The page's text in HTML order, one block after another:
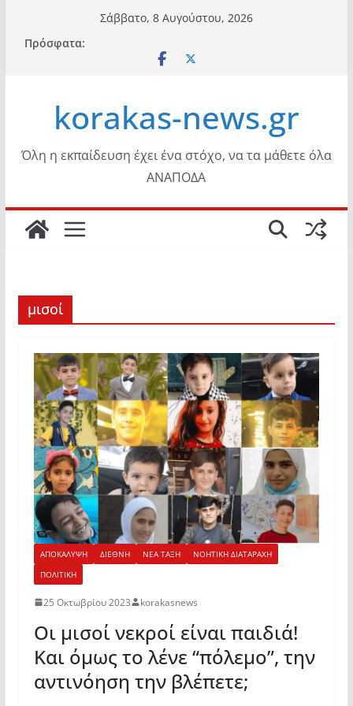
περιεχόμενο
Σάββατο, 8 Αυγούστου, 2026
Πρόσφατα:
korakas-news.gr
Όλη η εκπαίδευση έχει ένα στόχο, να τα μάθετε όλα
ΑΝΑΠΟΔΑ
μισοί
ΑΠΟΚΑΛΥΨΗ ΔΙΕΘΝΗ ΝΕΑ ΤΑΞΗ
ΝΟΗΤΙΚΗ ΔΙΑΤΑΡΑΧΗ
ΠΟΛΙΤΙΚΗ
25 Οκτωβρίου 2023 korakasnews
Οι μισοί νεκροί είναι παιδιά!
Και όμως το λένε “πόλεμο”, την
αντινόηση την βλέπετε;